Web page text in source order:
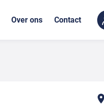
Over ons Contact